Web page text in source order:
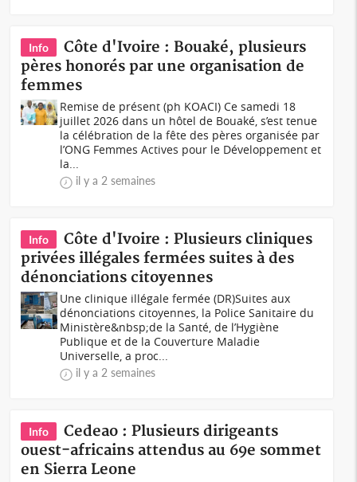
Info
Côte d'Ivoire : Bouaké, plusieurs
pères honorés par une organisation de
femmes
Remise de présent (ph KOACI) Ce samedi 18
juillet 2026 dans un hôtel de Bouaké, s’est tenue
la célébration de la fête des pères organisée par
l’ONG Femmes Actives pour le Développement et
la...
il y a 2 semaines
Info
Côte d'Ivoire : Plusieurs cliniques
privées illégales fermées suites à des
dénonciations citoyennes
Une clinique illégale fermée (DR)Suites aux
dénonciations citoyennes, la Police Sanitaire du
Ministère&nbsp;de la Santé, de l’Hygiène
Publique et de la Couverture Maladie
Universelle, a proc...
il y a 2 semaines
Info
Cedeao : Plusieurs dirigeants
ouest-africains attendus au 69e sommet
en Sierra Leone